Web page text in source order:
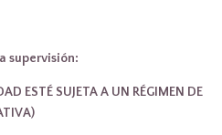
supervisión:
ESTÉ SUJETA A UN RÉGIMEN DE